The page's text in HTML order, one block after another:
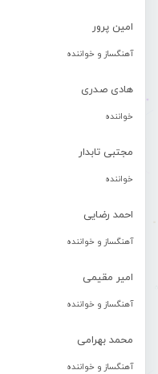
امین پرور
آهنگساز و خواننده
هادی صدری
خواننده
مجتبی تابدار
خواننده
احمد رضایی
آهنگساز و خواننده
امیر مقیمی
آهنگساز و خواننده
محمد بهرامی
آهنگساز و خواننده